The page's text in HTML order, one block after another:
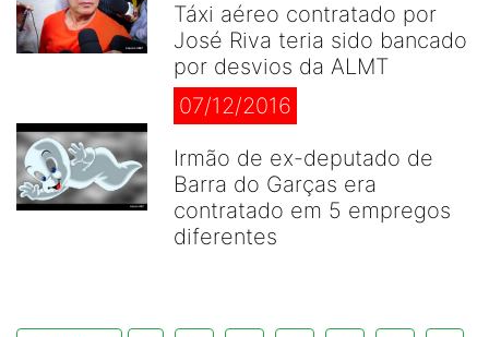
Táxi aéreo contratado por
José Riva teria sido bancado
por desvios da ALMT
07/12/2016
Irmão de ex-deputado de
Barra do Garças era
contratado em 5 empregos
diferentes